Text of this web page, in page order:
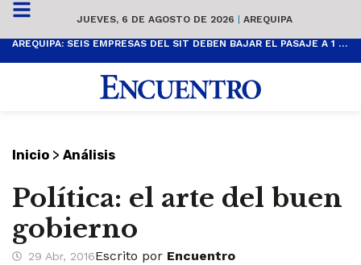
JUEVES, 6 DE AGOSTO DE 2026 | AREQUIPA
AREQUIPA: SEIS EMPRESAS DEL SIT DEBEN BAJAR EL PASAJE A 1 SOL
Inicio > Análisis
Política: el arte del buen
gobierno
29 Abr, 2016Escrito por Encuentro